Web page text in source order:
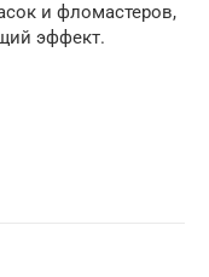
и фломастеров,
эффект.